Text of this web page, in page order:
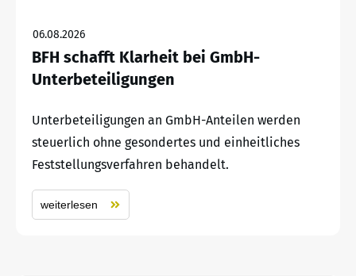
06.08.2026
BFH schafft Klarheit bei GmbH-
Unterbeteiligungen
Unterbeteiligungen an GmbH-Anteilen werden
steuerlich ohne gesondertes und einheitliches
Feststellungsverfahren behandelt.
weiterlesen